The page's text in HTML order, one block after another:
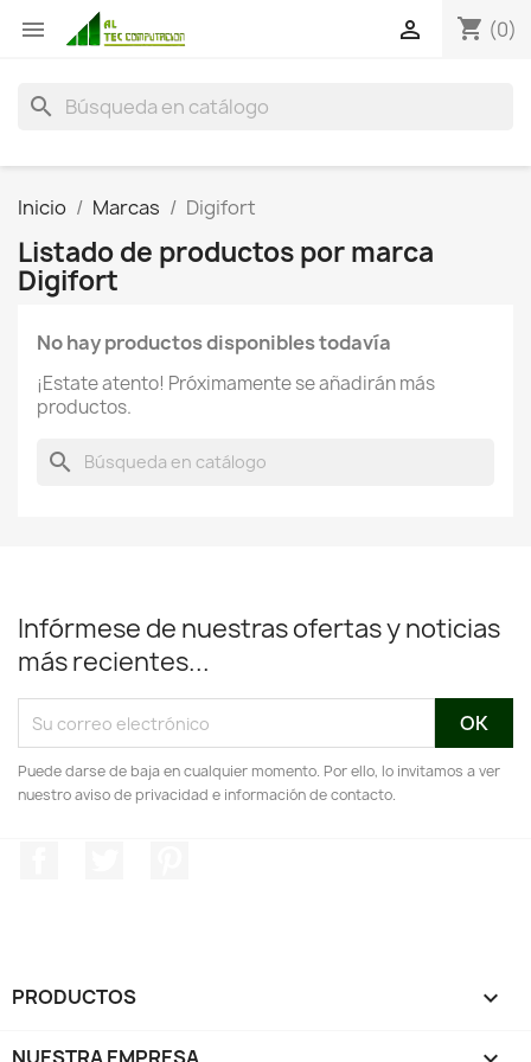
 shopping_cart (0)

search
Inicio Marcas Digifort
Listado de productos por marca
Digifort
No hay productos disponibles todavía
¡Estate atento! Próximamente se añadirán más
productos.
search
Infórmese de nuestras ofertas y noticias
más recientes...
Puede darse de baja en cualquier momento. Por ello, lo invitamos a ver
nuestro aviso de privacidad e información de contacto.
PRODUCTOS 